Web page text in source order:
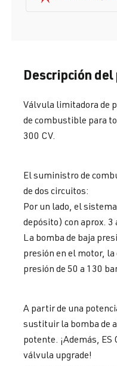
Descripción
Válvula limitadora de
de combustible para
300 CV.
El suministro de
de dos circuitos:
Por un lado, el
depósito) con aprox. 3
La bomba de baja
presión en el motor,
presión de 50 a 130
A partir de una
sustituir la bomba de
potente. ¡Además,
válvula upgrade!